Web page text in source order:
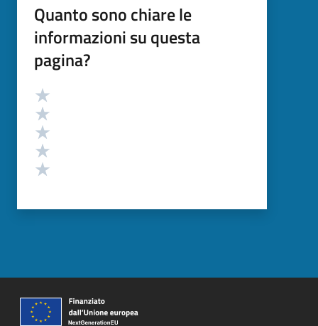
Quanto sono chiare le
informazioni su questa
pagina?
Valutazione